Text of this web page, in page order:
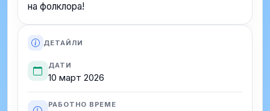
на фолклора!
ДЕТАЙЛИ
ДАТИ
10 март 2026
РАБОТНО ВРЕМЕ